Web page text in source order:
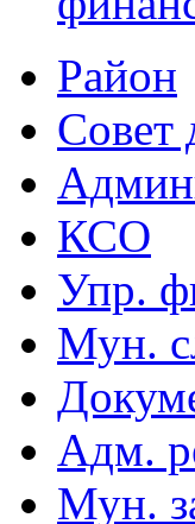
Район
Совет
КСО
Упр.
Мун.
Адм.
Мун.